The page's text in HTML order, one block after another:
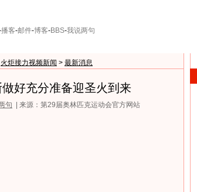
播客-邮件-博客-BBS-我说两句
火炬接力视频新闻 > 最新消息
好充分准备迎圣火到来
句
| 来源：第29届奥林匹克运动会官方网站